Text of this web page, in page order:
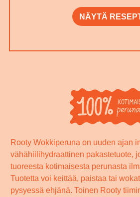
NÄYTÄ
Rooty Wokkiperuna on uuden ajan
vähähiilihydraattinen pakastetuote,
tuoreesta kotimaisesta perunasta
Tuotetta voi keittää, paistaa tai
pysyessä ehjänä. Toinen Rooty